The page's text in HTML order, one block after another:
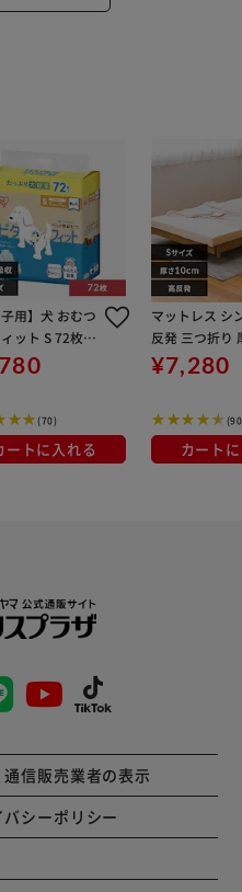
子用】犬 おむつ
ット S 72枚入
MNPD-S72 犬 おむつ
(70)
ートに入れる
マットレス シ
反発 三つ折り
m アイボリー
X10-25D-SIV
¥7,280
カート
信販売業者の表示
シーポリシー